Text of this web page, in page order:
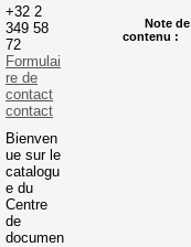
Note de
contenu :
+32 2
349 58
72
Formulai
re de
contact
contact
Bienven
ue sur le
catalogu
e du
Centre
de
documen